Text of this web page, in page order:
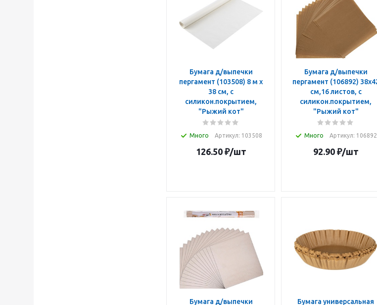
Бумага д/выпечки
пергамент (103508) 8 м х
38 см, с
силикон.покрытием,
"Рыжий кот"
Много Артикул: 103508
126.50₽/шт
Бумага д/выпечки
пергамент (106892) 38х42
см,16 листов, с
силикон.покрытием,
"Рыжий кот"
Много Артикул: 106892
92.90₽/шт
Бумага д/выпечки Бумага универсальная